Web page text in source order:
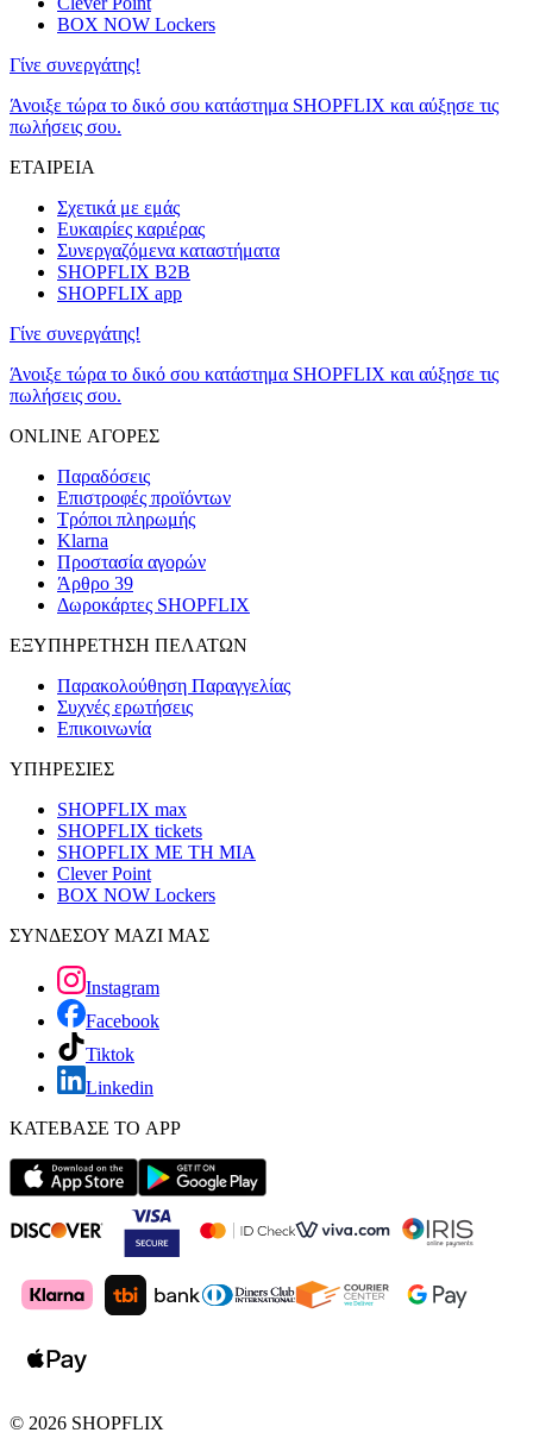
BOX NOW Lockers
Γίνε συνεργάτης!
Άνοιξε τώρα το δικό σου κατάστημα SHOPFLIX και αύξησε τις
πωλήσεις σου.
ΕΤΑΙΡΕΙΑ
Σχετικά με εμάς
Ευκαιρίες καριέρας
Συνεργαζόμενα καταστήματα
SHOPFLIX B2B
SHOPFLIX app
Γίνε συνεργάτης!
Άνοιξε τώρα το δικό σου κατάστημα SHOPFLIX και αύξησε τις
πωλήσεις σου.
ONLINE ΑΓΟΡΕΣ
Παραδόσεις
Επιστροφές προϊόντων
Τρόποι πληρωμής
Klarna
Προστασία αγορών
Άρθρο 39
Δωροκάρτες SHOPFLIX
ΕΞΥΠΗΡΕΤΗΣΗ ΠΕΛΑΤΩΝ
Παρακολούθηση Παραγγελίας
Συχνές ερωτήσεις
Επικοινωνία
ΥΠΗΡΕΣΙΕΣ
SHOPFLIX max
SHOPFLIX tickets
SHOPFLIX ΜΕ ΤΗ ΜΙΑ
Clever Point
BOX NOW Lockers
ΣΥΝΔΕΣΟΥ ΜΑΖΙ ΜΑΣ
Instagram
Facebook
Tiktok
Linkedin
ΚΑΤΕΒΑΣΕ ΤΟ APP
© 2026 SHOPFLIX